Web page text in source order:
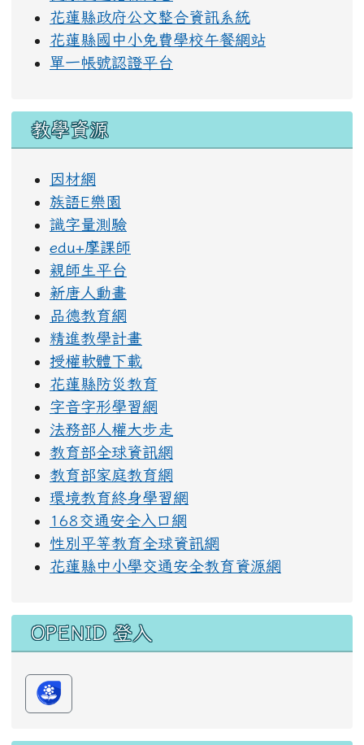
花蓮縣政府公文整合資訊系統
花蓮縣國中小免費學校午餐網站
單一帳號認證平台
教學資源
因材網
族語E樂園
識字量測驗
edu+摩課師
親師生平台
新唐人動畫
品德教育網
精進教學計畫
授權軟體下載
花蓮縣防災教育
字音字形學習網
法務部人權大步走
教育部全球資訊網
教育部家庭教育網
環境教育終身學習網
168交通安全入口網
性別平等教育全球資訊網
花蓮縣中小學交通安全教育資源網
OPENID 登入